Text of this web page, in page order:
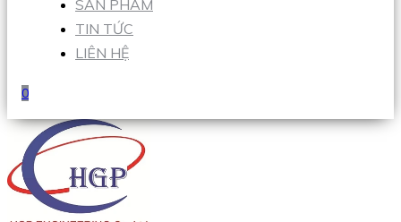
SẢN PHẨM
TIN TỨC
LIÊN HỆ
0